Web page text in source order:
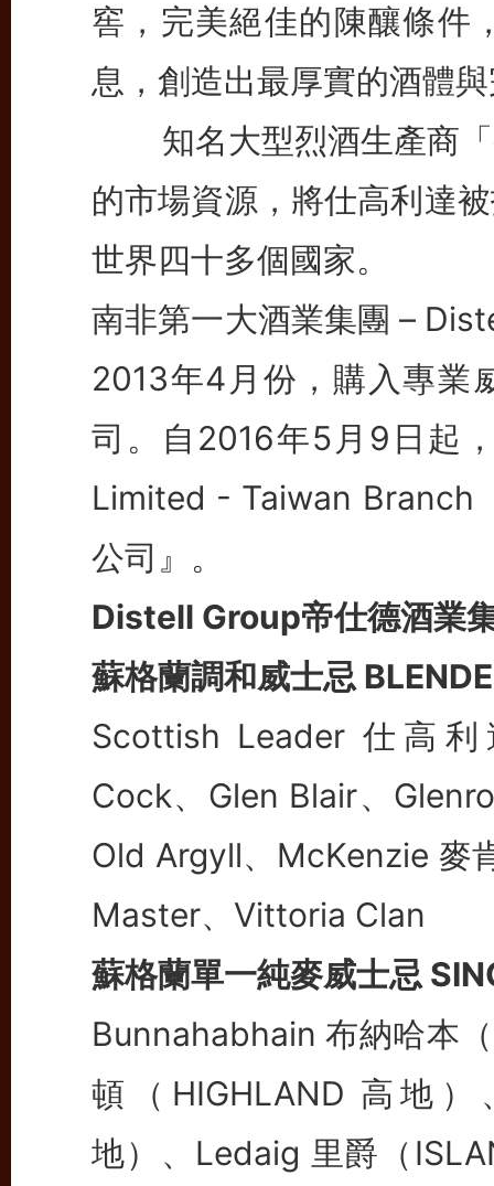
窖，完美絕佳的陳釀條件
息，創造出最厚實的酒體
知名大型烈酒生產商「
的市場資源，將仕高利達
世界四十多個國家。
南非第一大酒業集團 –
2013年4月份，購入專業
司。自2016年5月9日起
Limited - Taiwan Branch
公司』。
Distell Group帝仕德酒業
蘇格蘭調和威士忌
Scottish Leader 仕高
Cock、Glen Blair、
Old Argyll、McKenzie 麥
Master、Vittoria Clan
蘇格蘭單一純麥威士忌
Bunnahabhain 布納哈本
頓（HIGHLAND 高地）
地）、Ledaig 里爵（